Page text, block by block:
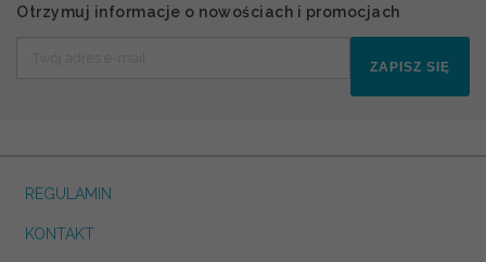
Otrzymuj informacje o nowościach i promocjach
ZAPISZ SIĘ
REGULAMIN
KONTAKT